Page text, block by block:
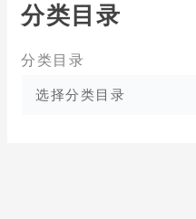
分类目录
分类目录